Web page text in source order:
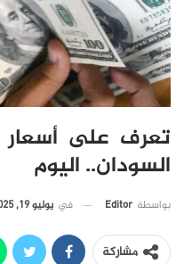
تعرف على أسعار
السودان.. اليوم
بواسطة Editor في يوليو 19, 2025
مشاركة